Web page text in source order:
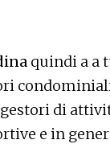
quindi a a
di
e in